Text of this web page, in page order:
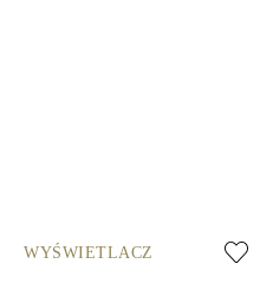
WYŚWIETLACZ